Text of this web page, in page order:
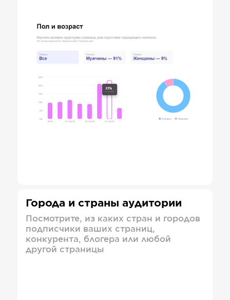
Города и страны аудитории
Посмотрите, из каких стран и городов
подписчики ваших страниц,
конкурента, блогера или любой
другой страницы